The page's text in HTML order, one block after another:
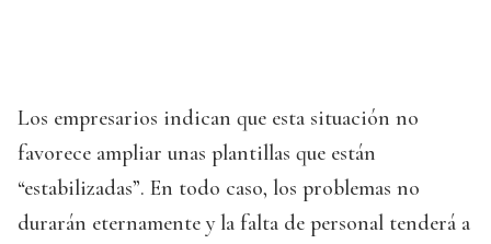
Los empresarios indican que esta situación no
favorece ampliar unas plantillas que están
“estabilizadas”. En todo caso, los problemas no
durarán eternamente y la falta de personal tenderá a